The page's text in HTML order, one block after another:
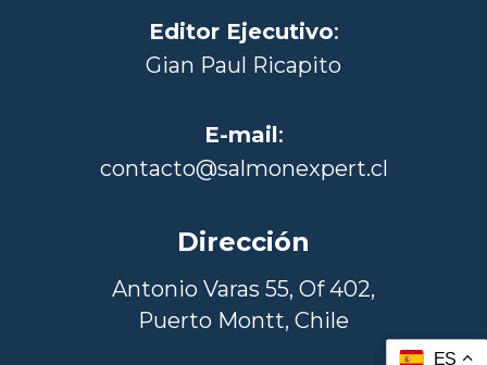
Editor Ejecutivo:
Gian Paul Ricapito
E-mail:
contacto@salmonexpert.cl
Dirección
Antonio Varas 55, Of 402,
Puerto Montt, Chile
ES